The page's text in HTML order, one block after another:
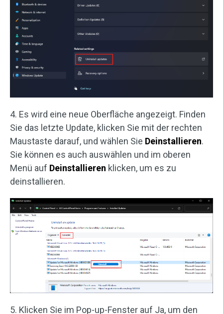
4. Es wird eine neue Oberfläche angezeigt. Finden
Sie das letzte Update, klicken Sie mit der rechten
Maustaste darauf, und wählen Sie Deinstallieren.
Sie können es auch auswählen und im oberen
Menü auf Deinstallieren klicken, um es zu
deinstallieren.
5. Klicken Sie im Pop-up-Fenster auf Ja, um den